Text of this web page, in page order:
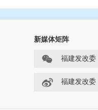
）和12个开发区行政服
家一体化政务服务平台
办事“少跑腿、减材料
新媒体矩阵
福建发改委
福建发改委